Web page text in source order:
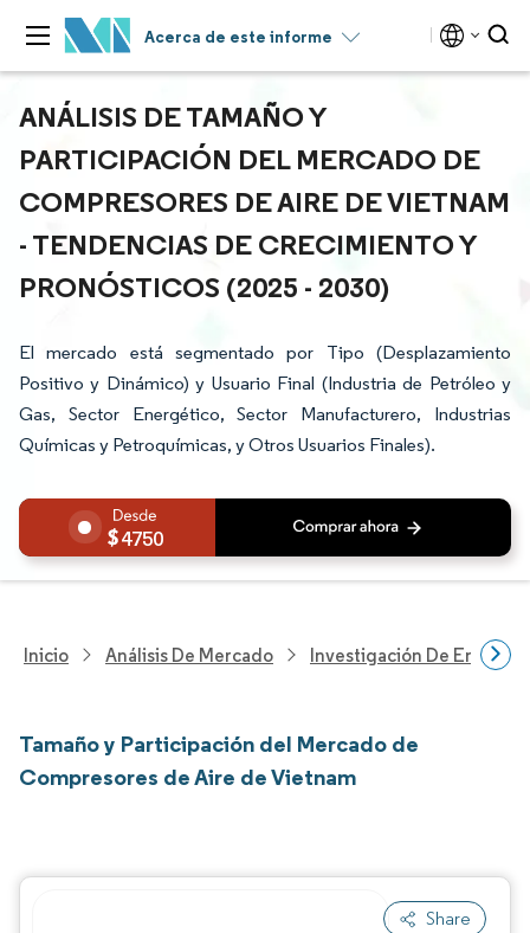
Acerca de este informe
ANÁLISIS DE TAMAÑO Y
PARTICIPACIÓN DEL MERCADO DE
COMPRESORES DE AIRE DE VIETNAM
- TENDENCIAS DE CRECIMIENTO Y
PRONÓSTICOS (2025 - 2030)
El mercado está segmentado por Tipo (Desplazamiento
Positivo y Dinámico) y Usuario Final (Industria de Petróleo y
Gas, Sector Energético, Sector Manufacturero, Industrias
Químicas y Petroquímicas, y Otros Usuarios Finales).
4750
Inicio Análisis De Mercado Investigación De Energía
Tamaño y Participación del Mercado de
Compresores de Aire de Vietnam
Share